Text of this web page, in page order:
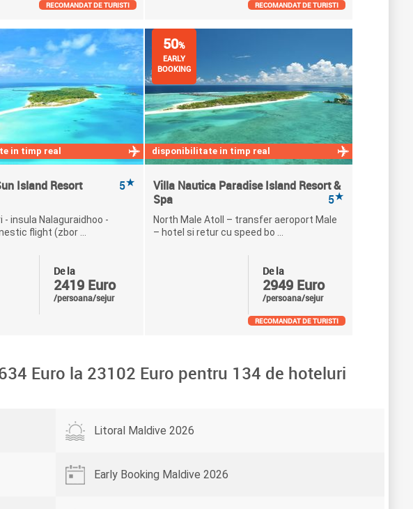
RECOMANDAT DE TURISTI RECOMANDAT DE TURISTI
in timp real
Island Resort 5★
- insula Nalaguraidhoo -
flight (zbor ...
De la
2419 Euro
/persoana/sejur
disponibilitate in timp real
Villa Nautica Paradise Island Resort &
Spa
5★
North Male Atoll – transfer aeroport Male
– hotel si retur cu speed bo ...
De la
2949 Euro
/persoana/sejur
50%
EARLY
BOOKING
RECOMANDAT DE TURISTI
Euro la 23102 Euro pentru 134 de hoteluri
Litoral Maldive 2026
Early Booking Maldive 2026